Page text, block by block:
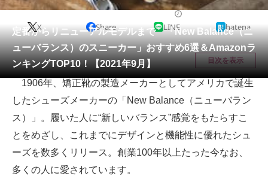
動物 リサーチ
会員記事
メディア
注目記事を集めた総合ページ
ITの今と未来を見通す
スマホと通信の最新トレンド
進化するPCとデバイスの未来
定番からリニューアルモデルまで 「New Balance（ニ
ューバランス）のスニーカー」おすすめ6選＆Amazonラ
ンキングTOP10！【2021年9月】
X Share LINE hatena
目次を表示
1906年、矯正靴の製造メーカーとしてアメリカで誕生
したシューズメーカーの「New Balance（ニューバラン
ス）」。履いた人に“新しいバランス”感覚をもたらすこ
とをめざし、これまでにデザインと機能性に優れたシュ
ーズを数多くリリース。創業100年以上たった今なお、
多くの人に愛されています。